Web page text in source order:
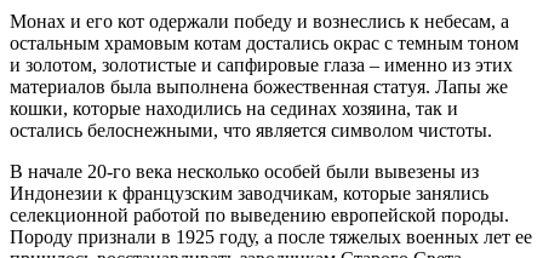
Монах и его кот одержали победу и вознеслись к небесам, а
остальным храмовым котам достались окрас с темным тоном
и золотом, золотистые и сапфировые глаза – именно из этих
материалов была выполнена божественная статуя. Лапы же
кошки, которые находились на сединах хозяина, так и
остались белоснежными, что является символом чистоты.
В начале 20-го века несколько особей были вывезены из
Индонезии к французским заводчикам, которые занялись
селекционной работой по выведению европейской породы.
Породу признали в 1925 году, а после тяжелых военных лет ее